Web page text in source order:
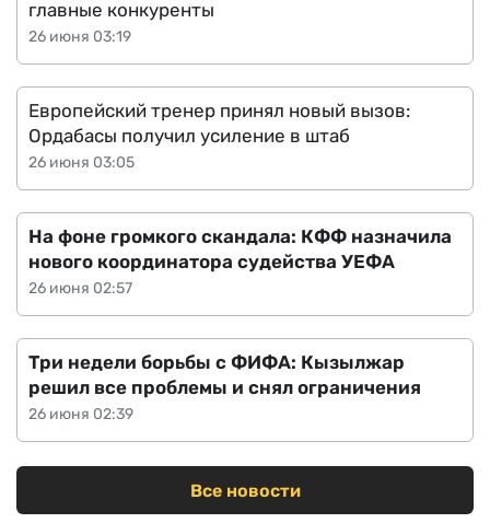
26 июня 03:19
главные конкуренты
26 июня 03:05
Европейский тренер принял новый вызов:
Ордабасы получил усиление в штаб
26 июня 02:57
На фоне громкого скандала: КФФ назначила
нового координатора судейства УЕФА
26 июня 02:39
Три недели борьбы с ФИФА: Кызылжар
решил все проблемы и снял ограничения
Все новости